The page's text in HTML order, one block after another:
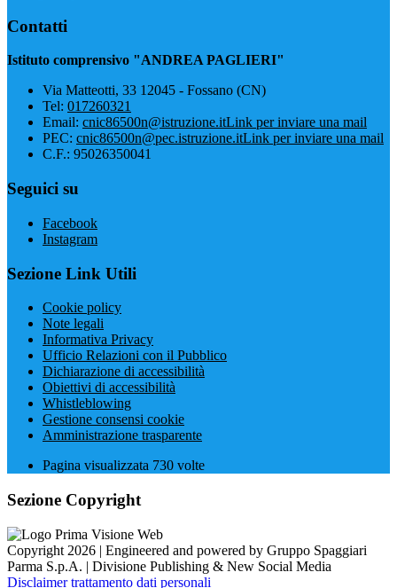
Contatti
Istituto comprensivo "ANDREA PAGLIERI"
Via Matteotti, 33 12045 - Fossano (CN)
Tel: 017260321
Email: cnic86500n@istruzione.itLink per inviare una mail
PEC: cnic86500n@pec.istruzione.itLink per inviare una mail
C.F.: 95026350041
Seguici su
Facebook
Instagram
Sezione Link Utili
Cookie policy
Note legali
Informativa Privacy
Ufficio Relazioni con il Pubblico
Dichiarazione di accessibilità
Obiettivi di accessibilità
Whistleblowing
Gestione consensi cookie
Amministrazione trasparente
Pagina visualizzata 730 volte
Sezione Copyright
Copyright 2026 | Engineered and powered by Gruppo Spaggiari
Parma S.p.A. | Divisione Publishing & New Social Media
Disclaimer trattamento dati personali